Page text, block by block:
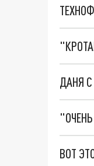
ДАНЯ
ВОТ